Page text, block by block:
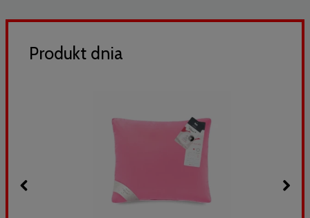
Produkt dnia